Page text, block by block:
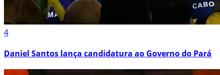
4
Daniel Santos lança candidatura ao Governo do Pará